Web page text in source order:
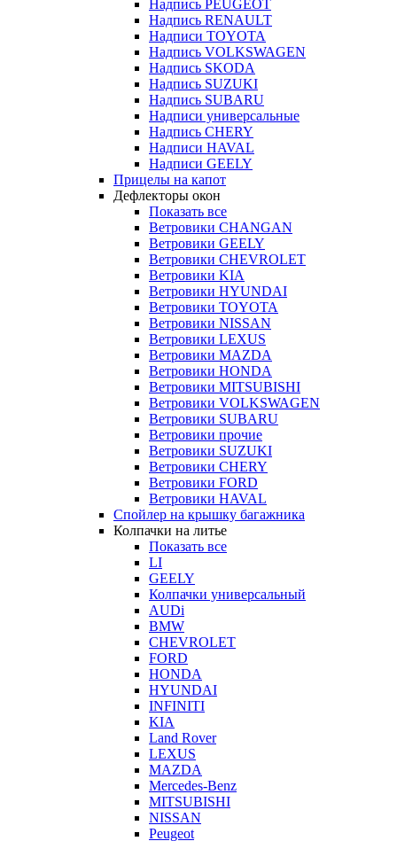
Надпись PEUGEOT
Надпись RENAULT
Надписи TOYOTA
Надпись VOLKSWAGEN
Надпись SKODA
Надпись SUZUKI
Надпись SUBARU
Надписи универсальные
Надпись CHERY
Надписи HAVAL
Надписи GEELY
Прицелы на капот
Дефлекторы окон
Показать все
Ветровики CHANGAN
Ветровики GEELY
Ветровики CHEVROLET
Ветровики KIA
Ветровики HYUNDAI
Ветровики TOYOTA
Ветровики NISSAN
Ветровики LEXUS
Ветровики MAZDA
Ветровики HONDA
Ветровики MITSUBISHI
Ветровики VOLKSWAGEN
Ветровики SUBARU
Ветровики прочие
Ветровики SUZUKI
Ветровики CHERY
Ветровики FORD
Ветровики HAVAL
Спойлер на крышку багажника
Колпачки на литье
Показать все
LI
GEELY
Колпачки универсальный
AUDi
BMW
CHEVROLET
FORD
HONDA
HYUNDAI
INFINITI
KIA
Land Rover
LEXUS
MAZDA
Mercedes-Benz
MITSUBISHI
NISSAN
Peugeot